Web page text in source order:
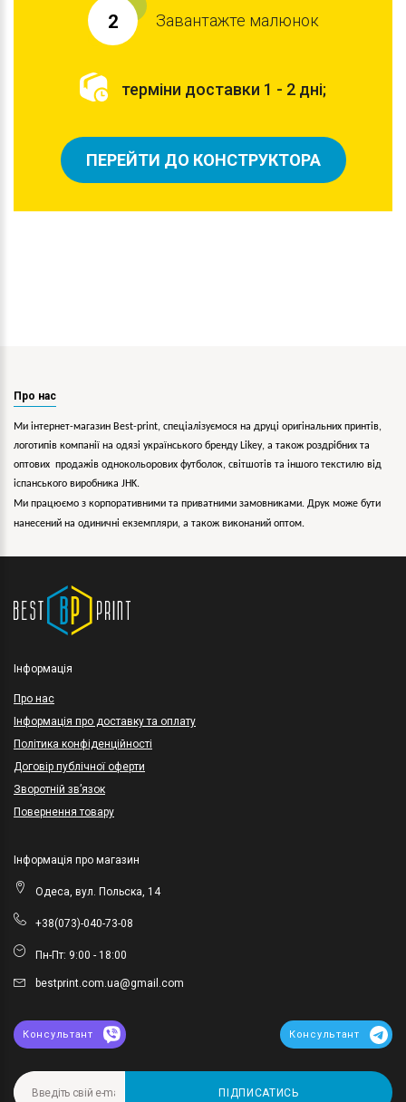
2 Завантажте малюнок
терміни доставки 1 - 2 дні;
ПЕРЕЙТИ ДО КОНСТРУКТОРА
Про нас
Ми інтернет-магазин Best-print, спеціалізуємося на друці оригінальних принтів,
логотипів компанії на одязі українського бренду Likey, а також роздрібних та
оптових продажів однокольорових футболок, світшотів та іншого текстилю від
іспанського виробника JHK.
Ми працюємо з корпоративними та приватними замовниками. Друк може бути
нанесений на одиничні екземпляри, а також виконаний оптом.
Інформація
Про нас
Інформація про доставку та оплату
Політика конфіденційності
Договір публічної оферти
Зворотній зв’язок
Повернення товару
Інформація про магазин
Одеса, вул. Польска, 14
+38(073)-040-73-08
Пн-Пт: 9:00 - 18:00
bestprint.com.ua@gmail.com
Консультант Консультант
ПІДПИСАТИСЬ